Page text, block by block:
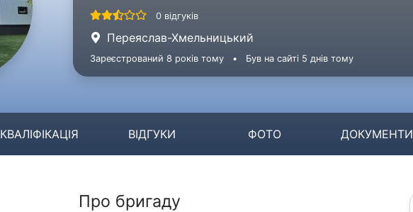
0 відгуків
Переяслав-Хмельницький
Зареєстрований 8 років тому • Був на сайті 5 днів тому
КВАЛІФІКАЦІЯ ВІДГУКИ ФОТО ДОКУМЕНТИ
Про бригаду